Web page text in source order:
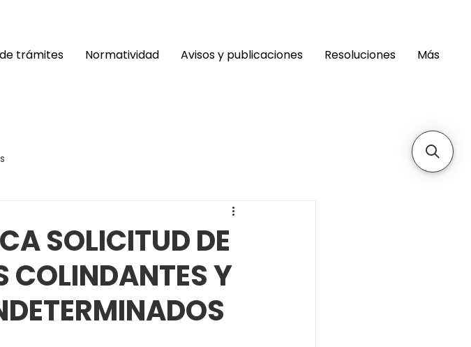
trámites Normatividad Avisos y publicaciones Resoluciones Más
SOLICITUD DE
COLINDANTES Y